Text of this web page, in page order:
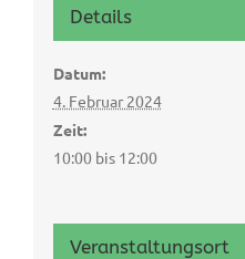
Details
Datum:
4. Februar 2024
Zeit:
10:00 bis 12:00
Veranstaltungsort